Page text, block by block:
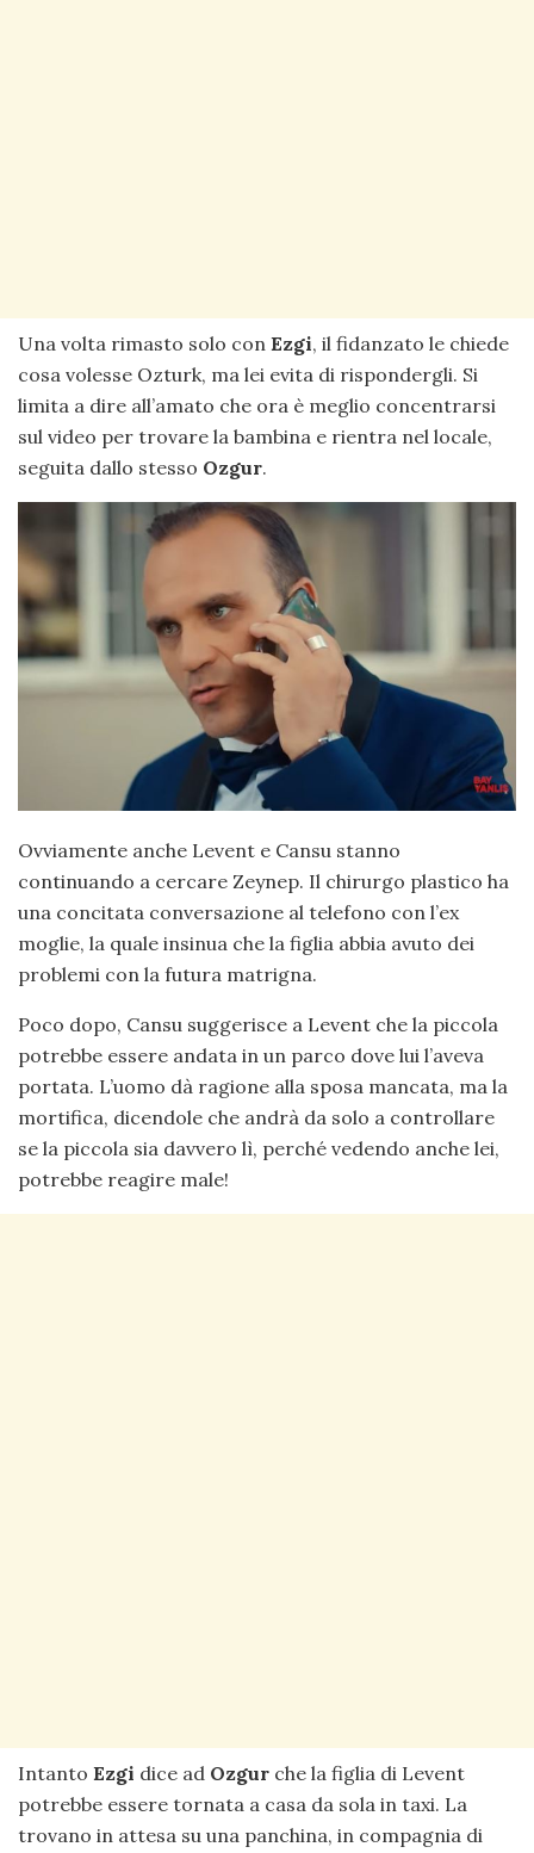
Una volta rimasto solo con Ezgi, il fidanzato le chiede
cosa volesse Ozturk, ma lei evita di rispondergli. Si
limita a dire all’amato che ora è meglio concentrarsi
sul video per trovare la bambina e rientra nel locale,
seguita dallo stesso Ozgur.
Ovviamente anche Levent e Cansu stanno
continuando a cercare Zeynep. Il chirurgo plastico ha
una concitata conversazione al telefono con l’ex
moglie, la quale insinua che la figlia abbia avuto dei
problemi con la futura matrigna.
Poco dopo, Cansu suggerisce a Levent che la piccola
potrebbe essere andata in un parco dove lui l’aveva
portata. L’uomo dà ragione alla sposa mancata, ma la
mortifica, dicendole che andrà da solo a controllare
se la piccola sia davvero lì, perché vedendo anche lei,
potrebbe reagire male!
Intanto Ezgi dice ad Ozgur che la figlia di Levent
potrebbe essere tornata a casa da sola in taxi. La
trovano in attesa su una panchina, in compagnia di